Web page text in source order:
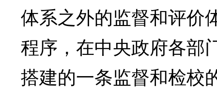
体系之外的监督和评价
程序，在中央政府各部
搭建的一条监督和检校